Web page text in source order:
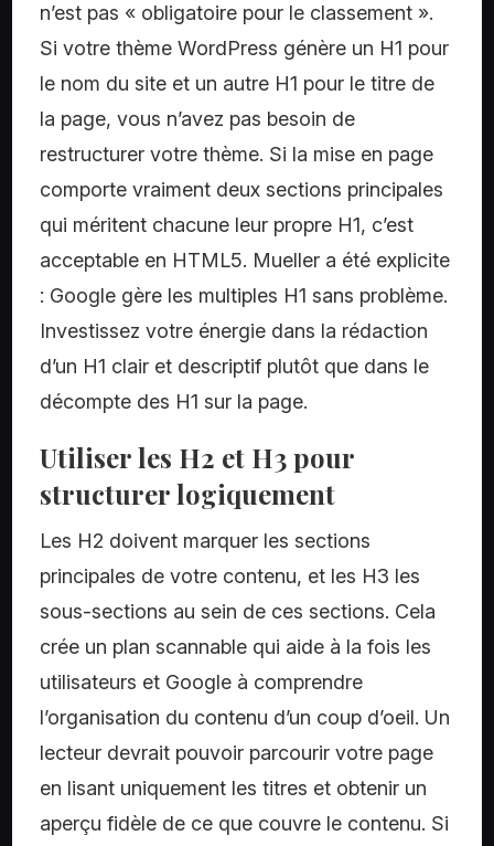
n’est pas « obligatoire pour le classement ».
Si votre thème WordPress génère un H1 pour
le nom du site et un autre H1 pour le titre de
la page, vous n’avez pas besoin de
restructurer votre thème. Si la mise en page
comporte vraiment deux sections principales
qui méritent chacune leur propre H1, c’est
acceptable en HTML5. Mueller a été explicite
: Google gère les multiples H1 sans problème.
Investissez votre énergie dans la rédaction
d’un H1 clair et descriptif plutôt que dans le
décompte des H1 sur la page.
Utiliser les H2 et H3 pour
structurer logiquement
Les H2 doivent marquer les sections
principales de votre contenu, et les H3 les
sous-sections au sein de ces sections. Cela
crée un plan scannable qui aide à la fois les
utilisateurs et Google à comprendre
l’organisation du contenu d’un coup d’oeil. Un
lecteur devrait pouvoir parcourir votre page
en lisant uniquement les titres et obtenir un
aperçu fidèle de ce que couvre le contenu. Si